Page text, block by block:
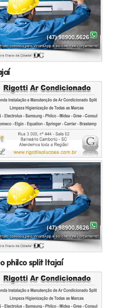
philco split Itajaí